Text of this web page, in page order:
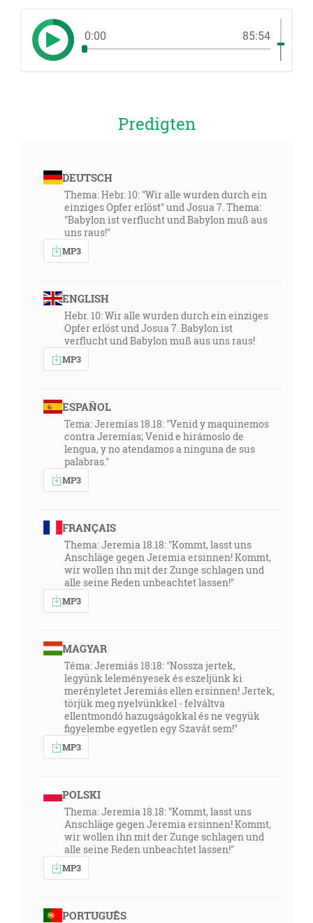
0:00 85:54
Predigten
DEUTSCH
Thema: Hebr. 10: "Wir alle wurden durch ein
einziges Opfer erlöst" und Josua 7. Thema:
"Babylon ist verflucht und Babylon muß aus
uns raus!"
MP3
ENGLISH
Hebr. 10: Wir alle wurden durch ein einziges
Opfer erlöst und Josua 7. Babylon ist
verflucht und Babylon muß aus uns raus!
MP3
ESPAÑOL
Tema: Jeremías 18.18: "Venid y maquinemos
contra Jeremías; Venid e hirámoslo de
lengua, y no atendamos a ninguna de sus
palabras."
MP3
FRANÇAIS
Thema: Jeremia 18.18: "Kommt, lasst uns
Anschläge gegen Jeremia ersinnen! Kommt,
wir wollen ihn mit der Zunge schlagen und
alle seine Reden unbeachtet lassen!"
MP3
MAGYAR
Téma: Jeremiás 18:18: "Nossza jertek,
legyünk leleményesek és eszeljünk ki
merényletet Jeremiás ellen ersinnen! Jertek,
törjük meg nyelvünkkel - felváltva
ellentmondó hazugságokkal és ne vegyük
figyelembe egyetlen egy Szavát sem!"
MP3
POLSKI
Thema: Jeremia 18.18: "Kommt, lasst uns
Anschläge gegen Jeremia ersinnen! Kommt,
wir wollen ihn mit der Zunge schlagen und
alle seine Reden unbeachtet lassen!"
MP3
PORTUGUÊS